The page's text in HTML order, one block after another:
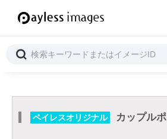
ペイレスオリジナル カップル